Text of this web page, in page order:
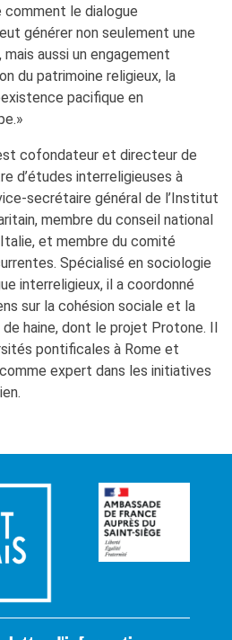
le dialogue
générer non seulement une
aussi un engagement
du patrimoine religieux, la
pacifique en
cofondateur et directeur de
d’études interreligieuses à
secrétaire général de l’Institut
membre du conseil national
et membre du comité
Spécialisé en sociologie
interreligieux, il a coordonné
sur la cohésion sociale et la
haine, dont le projet Protone. Il
pontificales à Rome et
expert dans les initiatives